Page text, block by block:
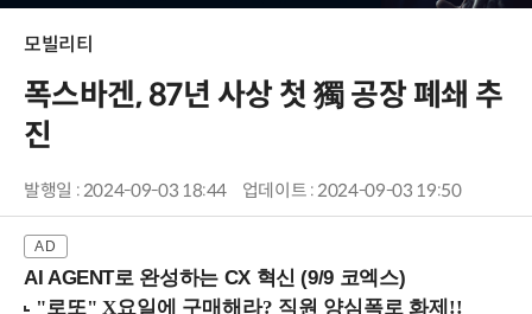
모빌리티
폭스바겐, 87년 사상 첫 獨 공장 폐쇄 추
진
발행일 : 2024-09-03 18:44 업데이트 : 2024-09-03 19:50
AI AGENT로 완성하는 CX 혁신 (9/9 코엑스)